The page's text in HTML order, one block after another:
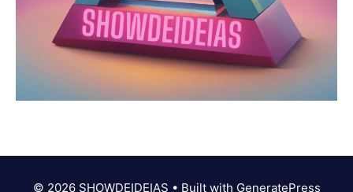
© 2026 SHOWDEIDEIAS • Built with GeneratePress